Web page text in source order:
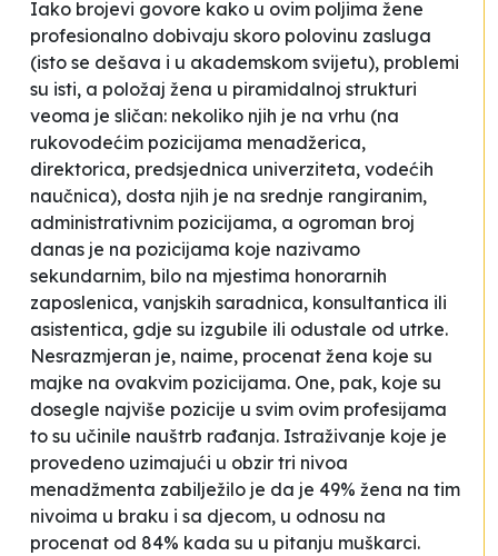
Iako brojevi govore kako u ovim poljima žene
profesionalno dobivaju skoro polovinu zasluga
(isto se dešava i u akademskom svijetu), problemi
su isti, a položaj žena u piramidalnoj strukturi
veoma je sličan: nekoliko njih je na vrhu (na
rukovodećim pozicijama menadžerica,
direktorica, predsjednica univerziteta, vodećih
naučnica), dosta njih je na srednje rangiranim,
administrativnim pozicijama, a ogroman broj
danas je na pozicijama koje nazivamo
sekundarnim, bilo na mjestima honorarnih
zaposlenica, vanjskih saradnica, konsultantica ili
asistentica, gdje su izgubile ili odustale od utrke.
Nesrazmjeran je, naime, procenat žena koje su
majke na ovakvim pozicijama. One, pak, koje su
dosegle najviše pozicije u svim ovim profesijama
to su učinile nauštrb rađanja. Istraživanje koje je
provedeno uzimajući u obzir tri nivoa
menadžmenta zabilježilo je da je 49% žena na tim
nivoima u braku i sa djecom, u odnosu na
procenat od 84% kada su u pitanju muškarci.